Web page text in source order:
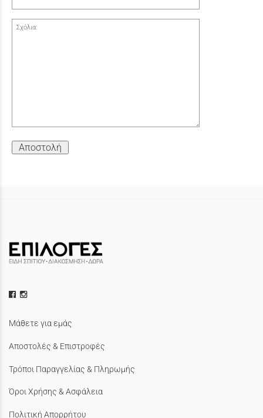
Σχόλια:
Αποστολή
Μάθετε για εμάς
Αποστολές & Επιστροφές
Τρόποι Παραγγελίας & Πληρωμής
Όροι Χρήσης & Ασφάλεια
Πολιτική Απορρήτου